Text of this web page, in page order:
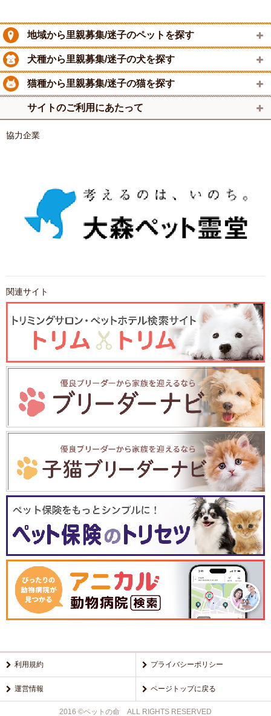
地域から里親募集/迷子のペットを探す
犬種から里親募集/迷子の犬を探す
猫種から里親募集/迷子の猫を探す
サイトのご利用にあたって
協力企業
関連サイト
利用規約 プライバシーポリシー
運営情報 ページトップに戻る
2016 ©ペットの命 ALL RIGHTS RESERVED